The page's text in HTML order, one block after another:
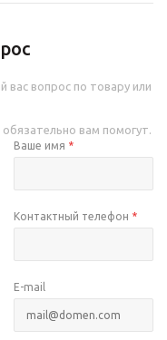
вопрос по товару или
вам помогут.
Ваше имя *
Контактный телефон *
E-mail